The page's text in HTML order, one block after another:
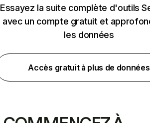
Essayez la suite complète d'outils
avec un compte gratuit et
les données
Accès gratuit à plus de données